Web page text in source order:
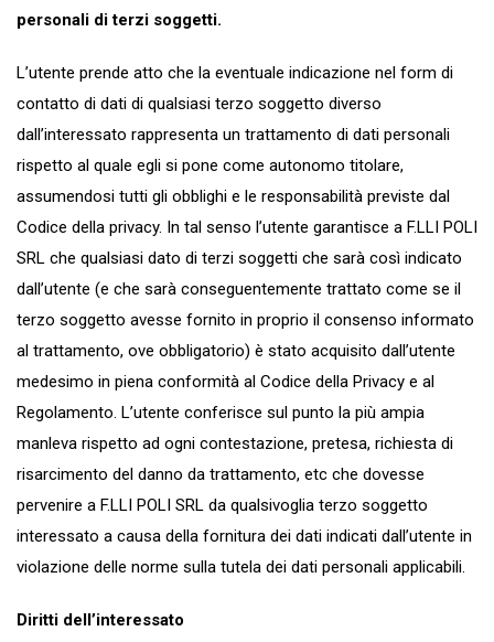
personali di terzi soggetti.
L’utente prende atto che la eventuale indicazione nel form di
contatto di dati di qualsiasi terzo soggetto diverso
dall’interessato rappresenta un trattamento di dati personali
rispetto al quale egli si pone come autonomo titolare,
assumendosi tutti gli obblighi e le responsabilità previste dal
Codice della privacy. In tal senso l’utente garantisce a F.LLI POLI
SRL che qualsiasi dato di terzi soggetti che sarà così indicato
dall’utente (e che sarà conseguentemente trattato come se il
terzo soggetto avesse fornito in proprio il consenso informato
al trattamento, ove obbligatorio) è stato acquisito dall’utente
medesimo in piena conformità al Codice della Privacy e al
Regolamento. L’utente conferisce sul punto la più ampia
manleva rispetto ad ogni contestazione, pretesa, richiesta di
risarcimento del danno da trattamento, etc che dovesse
pervenire a F.LLI POLI SRL da qualsivoglia terzo soggetto
interessato a causa della fornitura dei dati indicati dall’utente in
violazione delle norme sulla tutela dei dati personali applicabili.
Diritti dell’interessato